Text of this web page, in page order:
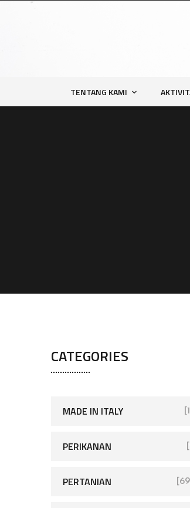
TENTANG KAMI
CATEGORIES
MADE IN ITALY
PERIKANAN
PERTANIAN